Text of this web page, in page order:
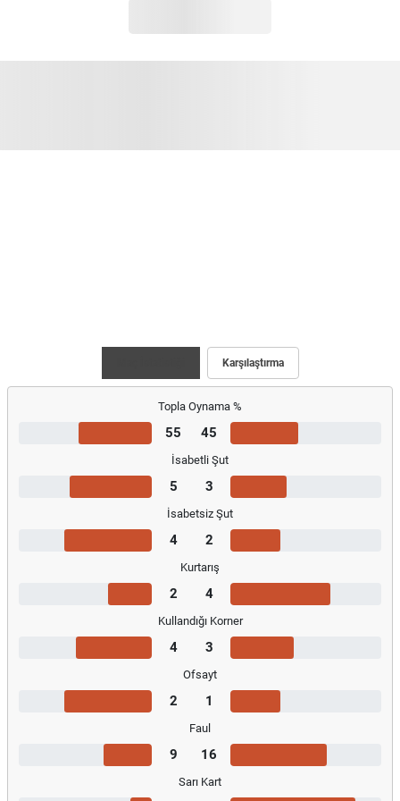
Karşılaştırma
Topla Oynama %
55 45
İsabetli Şut
5 3
İsabetsiz Şut
4 2
Kurtarış
2 4
Kullandığı Korner
4 3
Ofsayt
2 1
Faul
9 16
Sarı Kart